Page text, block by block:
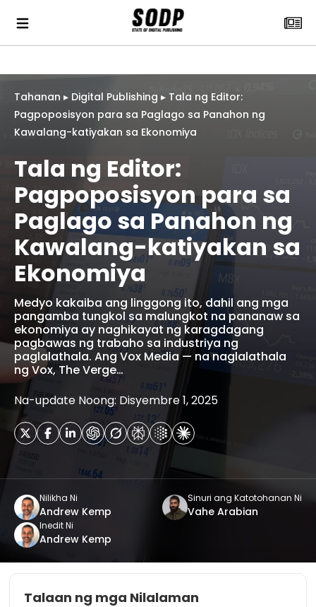
Tahanan ▸ Digital Publishing ▸ Tala ng Editor:
Pagpoposisyon para sa Paglago sa Panahon ng
Kawalang-katiyakan sa Ekonomiya
Tala ng Editor:
Pagpoposisyon para sa
Paglago sa Panahon ng
Kawalang-katiyakan sa
Ekonomiya
Medyo kakaiba ang linggong ito, dahil ang mga
pangamba tungkol sa malungkot na pananaw sa
ekonomiya ay naghikayat ng karagdagang
pagbawas ng trabaho sa industriya ng
paglalathala. Ang Vox Media — na naglalathala
ng Vox, The Verge…
Na-update Noong: Disyembre 1, 2025
Nilikha Ni
Andrew Kemp
Sinuri ang Katotohanan Ni
Vahe Arabian
Inedit Ni
Andrew Kemp
Talaan ng mga Nilalaman